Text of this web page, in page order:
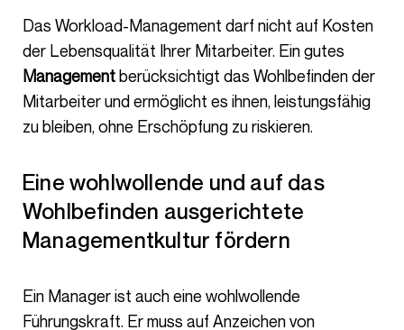
Das Workload-Management darf nicht auf Kosten
der Lebensqualität Ihrer Mitarbeiter. Ein gutes
Managementberücksichtigt das Wohlbefinden der
Mitarbeiter und ermöglicht es ihnen, leistungsfähig
zu bleiben, ohne Erschöpfung zu riskieren.
Eine wohlwollende und auf das
Wohlbefinden ausgerichtete
Managementkultur fördern
Ein Manager ist auch eine wohlwollende
Führungskraft. Er muss auf Anzeichen von